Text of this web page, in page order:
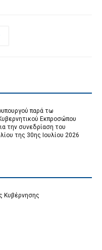
παρά τω
Εκπροσώπου
την συνεδρίαση του
της 30ης Ιουλίου 2026
Κυβέρνησης